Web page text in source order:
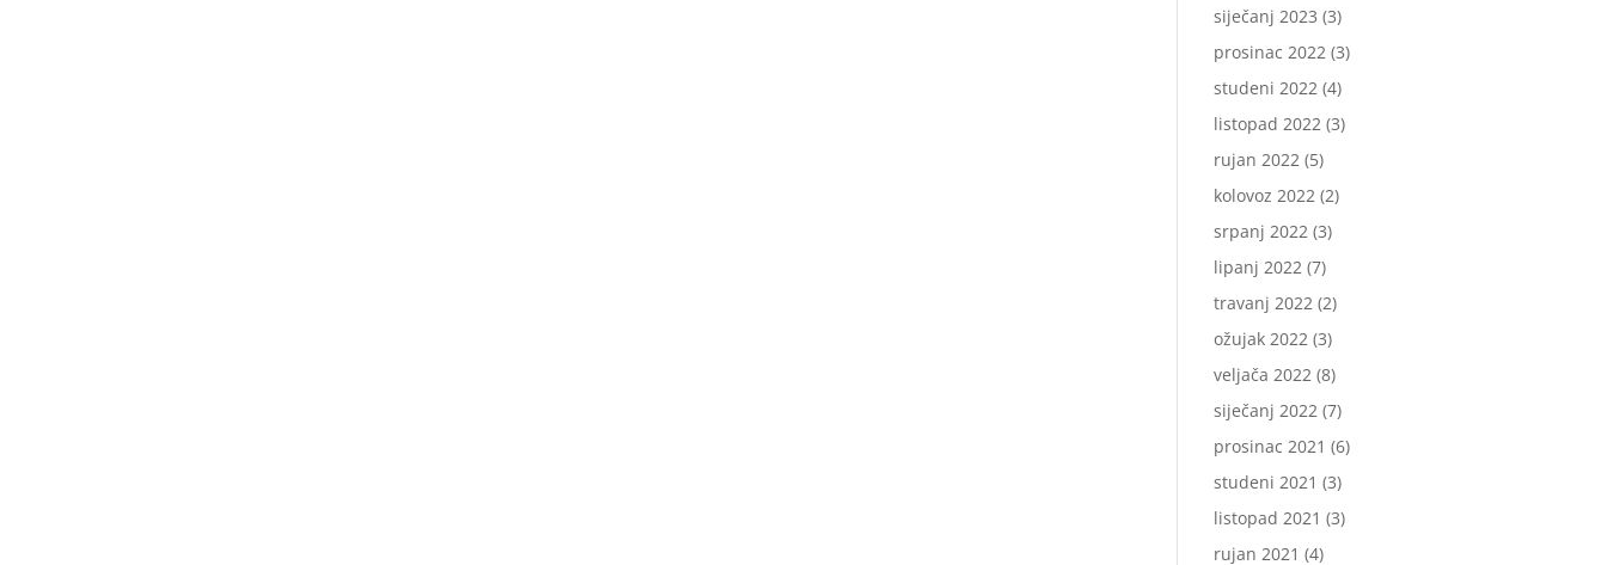
siječanj 2023 (3)
prosinac 2022 (3)
studeni 2022 (4)
listopad 2022 (3)
rujan 2022 (5)
kolovoz 2022 (2)
srpanj 2022 (3)
lipanj 2022 (7)
travanj 2022 (2)
ožujak 2022 (3)
veljača 2022 (8)
siječanj 2022 (7)
prosinac 2021 (6)
studeni 2021 (3)
listopad 2021 (3)
rujan 2021 (4)